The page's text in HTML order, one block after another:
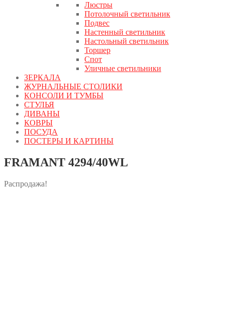
Люстры
Потолочный светильник
Подвес
Настенный светильник
Настольный светильник
Торшер
Спот
Уличные светильники
ЗЕРКАЛА
ЖУРНАЛЬНЫЕ СТОЛИКИ
КОНСОЛИ И ТУМБЫ
СТУЛЬЯ
ДИВАНЫ
КОВРЫ
ПОСУДА
ПОСТЕРЫ И КАРТИНЫ
FRAMANT 4294/40WL
Распродажа!